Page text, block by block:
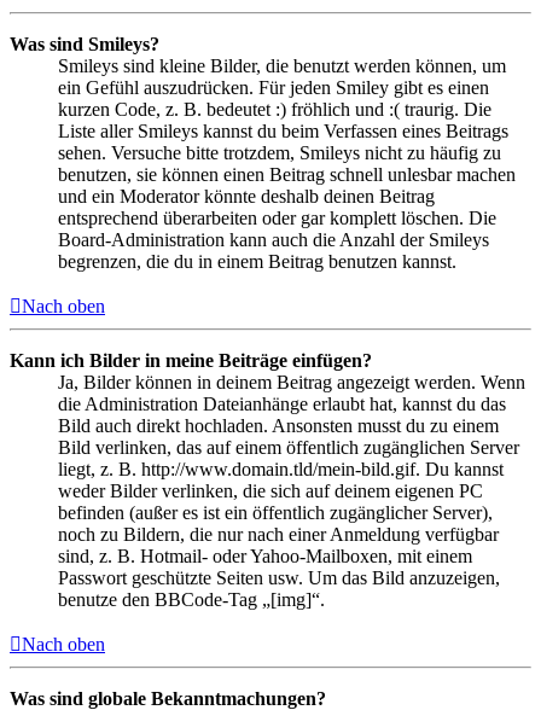
Was sind Smileys?
Smileys sind kleine Bilder, die benutzt werden können, um
ein Gefühl auszudrücken. Für jeden Smiley gibt es einen
kurzen Code, z. B. bedeutet :) fröhlich und :( traurig. Die
Liste aller Smileys kannst du beim Verfassen eines Beitrags
sehen. Versuche bitte trotzdem, Smileys nicht zu häufig zu
benutzen, sie können einen Beitrag schnell unlesbar machen
und ein Moderator könnte deshalb deinen Beitrag
entsprechend überarbeiten oder gar komplett löschen. Die
Board-Administration kann auch die Anzahl der Smileys
begrenzen, die du in einem Beitrag benutzen kannst.
Nach oben
Kann ich Bilder in meine Beiträge einfügen?
Ja, Bilder können in deinem Beitrag angezeigt werden. Wenn
die Administration Dateianhänge erlaubt hat, kannst du das
Bild auch direkt hochladen. Ansonsten musst du zu einem
Bild verlinken, das auf einem öffentlich zugänglichen Server
liegt, z. B. http://www.domain.tld/mein-bild.gif. Du kannst
weder Bilder verlinken, die sich auf deinem eigenen PC
befinden (außer es ist ein öffentlich zugänglicher Server),
noch zu Bildern, die nur nach einer Anmeldung verfügbar
sind, z. B. Hotmail- oder Yahoo-Mailboxen, mit einem
Passwort geschützte Seiten usw. Um das Bild anzuzeigen,
benutze den BBCode-Tag „[img]“.
Nach oben
Was sind globale Bekanntmachungen?